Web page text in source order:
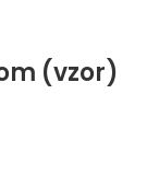
(vzor)